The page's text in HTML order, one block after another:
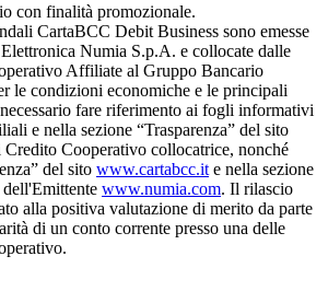
con finalità promozionale.
CartaBCC Debit Business sono emesse
Numia S.p.A. e collocate dalle
Affiliate al Gruppo Bancario
le condizioni economiche e le principali
fare riferimento ai fogli informativi
e nella sezione “Trasparenza” del sito
Cooperativo collocatrice, nonché
del sito www.cartabcc.it e nella sezione
dell'Emittente www.numia.com. Il rilascio
alla positiva valutazione di merito da parte
di un conto corrente presso una delle